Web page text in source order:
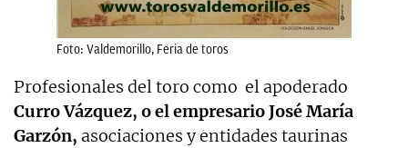
Foto: Valdemorillo, Feria de toros
Profesionales del toro como el apoderado
Curro Vázquez, o el empresario José María
Garzón, asociaciones y entidades taurinas